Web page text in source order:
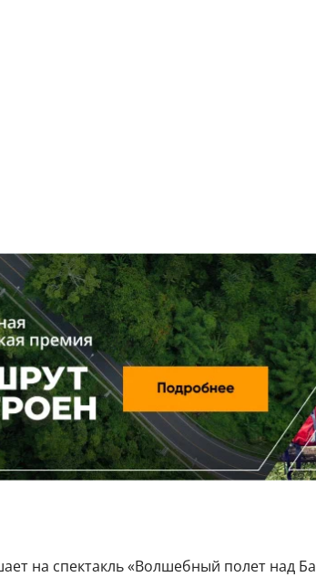
на спектакль «Волшебный полет над